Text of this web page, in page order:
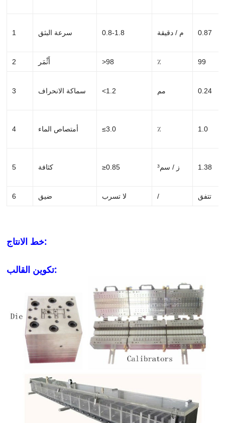
1 سرعة البثق 0.8-1.8 م / دقيقة 0.87
2 أَثْمَر >98 ٪ 99
3 سماكة الانحراف <1.2 مم 0.24
4 أمتصاص الماء ≤3.0 ٪ 1.0
5 كثافة ≥0.85 ز / سم³ 1.38
6 ضيق لا تسرب / تتفق
خط الانتاج:
تكوين القالب: